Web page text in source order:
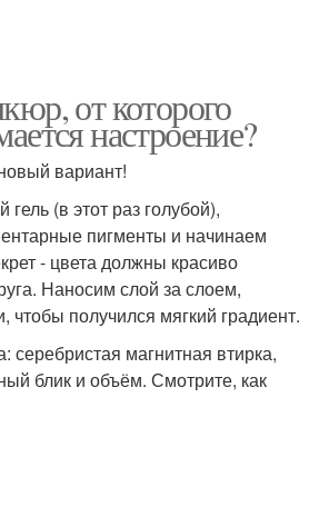
от которого
настроение?
вариант!
(в этот раз голубой),
пигменты и начинаем
- цвета должны красиво
Наносим слой за слоем,
чтобы получился мягкий градиент.
серебристая магнитная втирка,
блик и объём. Смотрите, как